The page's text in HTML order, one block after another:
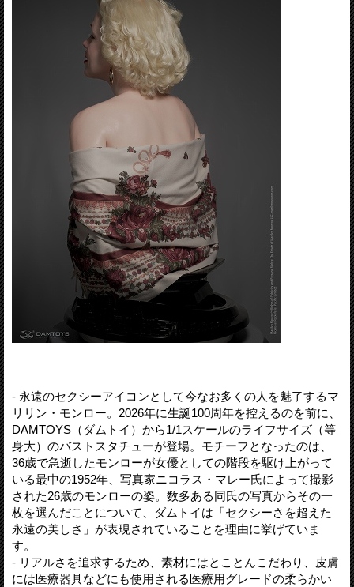
- 永遠のセクシーアイコンとして今なお多くの人を魅了するマ
リリン・モンロー。2026年に生誕100周年を控えるのを前に、
DAMTOYS（ダムトイ）から1/1スケールのライフサイズ（等
身大）のバストスタチューが登場。モチーフとなったのは、
36歳で急逝したモンローが女優としての階段を駆け上がって
いる最中の1952年、写真家ニコラス・マレー氏によって撮影
された26歳のモンローの姿。数多ある同氏の写真からその一
枚を選んだことについて、ダムトイは「セクシーさを超えた
永遠の美しさ」が表現されていることを理由に挙げていま
す。
- リアルさを追求するため、素材にはとことんこだわり、皮膚
には医療器具などにも使用される医療用グレードの柔らかい